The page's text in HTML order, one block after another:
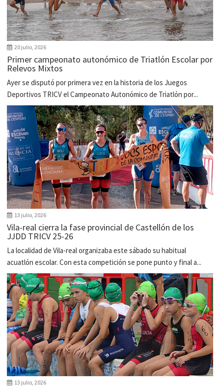
20 julio, 2026
Primer campeonato autonómico de Triatlón Escolar por
Relevos Mixtos
Ayer se disputó por primera vez en la historia de los Juegos
Deportivos TRICV el Campeonato Autonómico de Triatlón por...
13 julio, 2026
Vila-real cierra la fase provincial de Castellón de los
JJDD TRICV 25-26
La localidad de Vila-real organizaba este sábado su habitual
acuatlón escolar. Con esta competición se pone punto y final a...
13 julio, 2026